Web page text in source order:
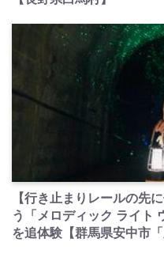
【行き止まりレールの先
う「メロディック ライト
を追体験【群馬県安中市「